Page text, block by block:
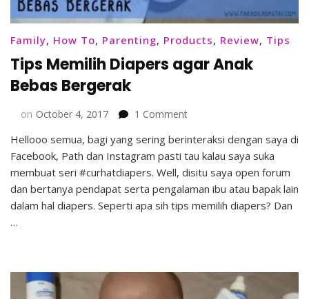
Family, How To, Parenting, Products, Review, Tips
Tips Memilih Diapers agar Anak
Bebas Bergerak
on October 4, 2017 1 Commenton
Memilih
Diapers
agar
Anak
Hellooo semua, bagi yang sering berinteraksi dengan saya di
Facebook, Path dan Instagram pasti tau kalau saya suka
membuat seri #curhatdiapers. Well, disitu saya open forum
dan bertanya pendapat serta pengalaman ibu atau bapak lain
dalam hal diapers. Seperti apa sih tips memilih diapers? Dan
…